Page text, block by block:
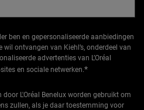
ben en gepersonaliseerde aanbiedingen
ontvangen van Kiehl’s, onderdeel van
advertenties van L’Oréal
en sociale netwerken.*
door L'Oréal Benelux worden gebruikt om
zullen, als je daar toestemming voor